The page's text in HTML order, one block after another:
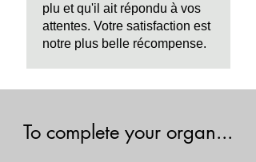
plu et qu'il ait répondu à vos
attentes. Votre satisfaction est
notre plus belle récompense.
To complete your organ...